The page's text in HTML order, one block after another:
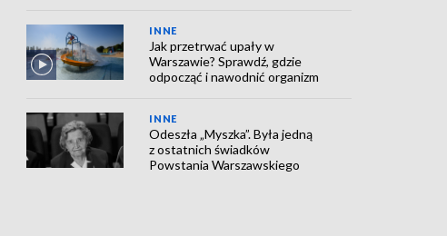
INNE
Jak przetrwać upały w
Warszawie? Sprawdź, gdzie
odpocząć i nawodnić organizm
INNE
Odeszła „Myszka”. Była jedną
z ostatnich świadków
Powstania Warszawskiego